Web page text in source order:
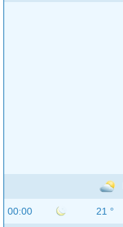
00:00 21 °